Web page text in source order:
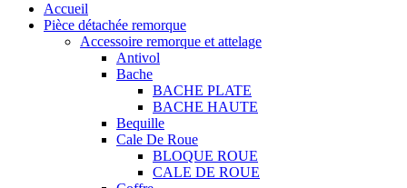
Accueil
Pièce détachée remorque
Accessoire remorque et attelage
Antivol
Bache
BACHE PLATE
BACHE HAUTE
Bequille
Cale De Roue
BLOQUE ROUE
CALE DE ROUE